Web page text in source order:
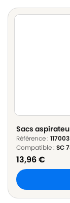
Sacs
Référence : 117003
Compatible : SC
13,96€